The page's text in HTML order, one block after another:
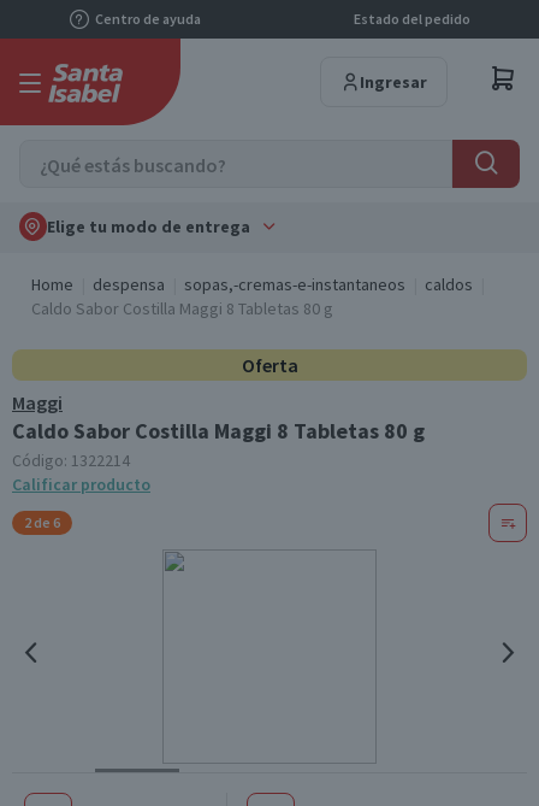
Centro de ayuda Estado del pedido
Ingresar
Elige tu modo de entrega
Home despensa sopas,-cremas-e-instantaneos
caldos
Caldo Sabor Costilla Maggi 8 Tabletas 80 g
Oferta
Maggi
Caldo Sabor Costilla Maggi 8 Tabletas 80 g
Código: 1322214
Calificar producto
2 de 6